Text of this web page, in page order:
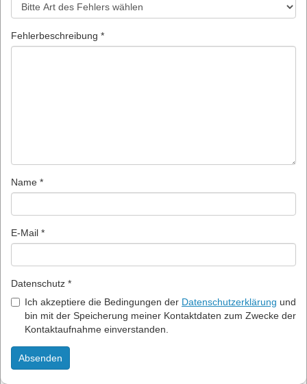
Fehlerbeschreibung *
Name *
E-Mail *
Datenschutz *
Ich akzeptiere die Bedingungen der Datenschutzerklärung und
bin mit der Speicherung meiner Kontaktdaten zum Zwecke der
Kontaktaufnahme einverstanden.